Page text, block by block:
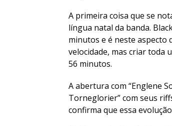
A primeira coisa que se
língua natal da banda.
minutos e é neste aspecto
velocidade, mas criar toda
56 minutos.
A abertura com “Englene
Torneglorier” com seus
confirma que essa